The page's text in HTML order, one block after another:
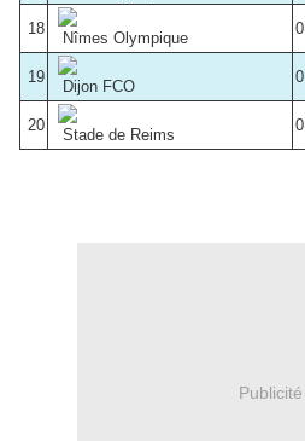
18
Nîmes Olympique
0
19
Dijon FCO
0
20
Stade de Reims
0
Publicité